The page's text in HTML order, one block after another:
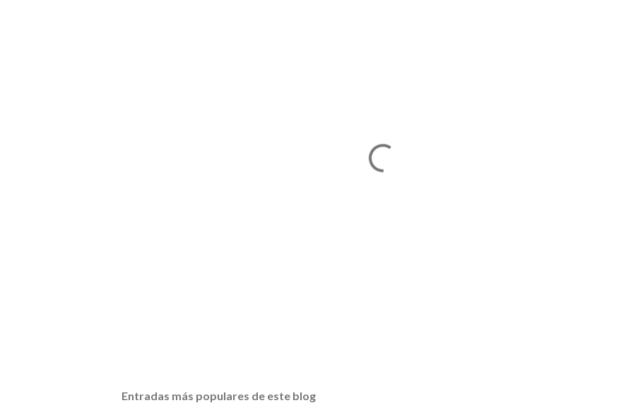
Entradas más populares de este blog